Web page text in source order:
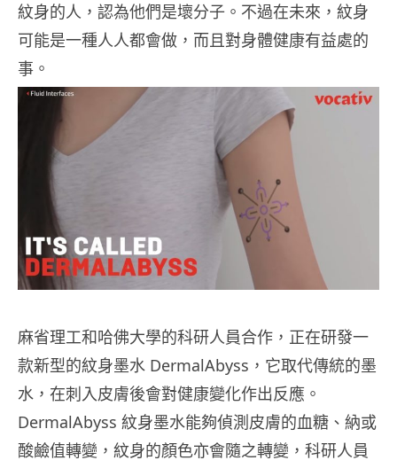
紋身的人，認為他們是壞分子。不過在未來，紋身
可能是一種人人都會做，而且對身體健康有益處的
事。
麻省理工和哈佛大學的科研人員合作，正在研發一
款新型的紋身墨水 DermalAbyss，它取代傳統的墨
水，在刺入皮膚後會對健康變化作出反應。
DermalAbyss 紋身墨水能夠偵測皮膚的血糖、納或
酸鹼值轉變，紋身的顏色亦會隨之轉變，科研人員